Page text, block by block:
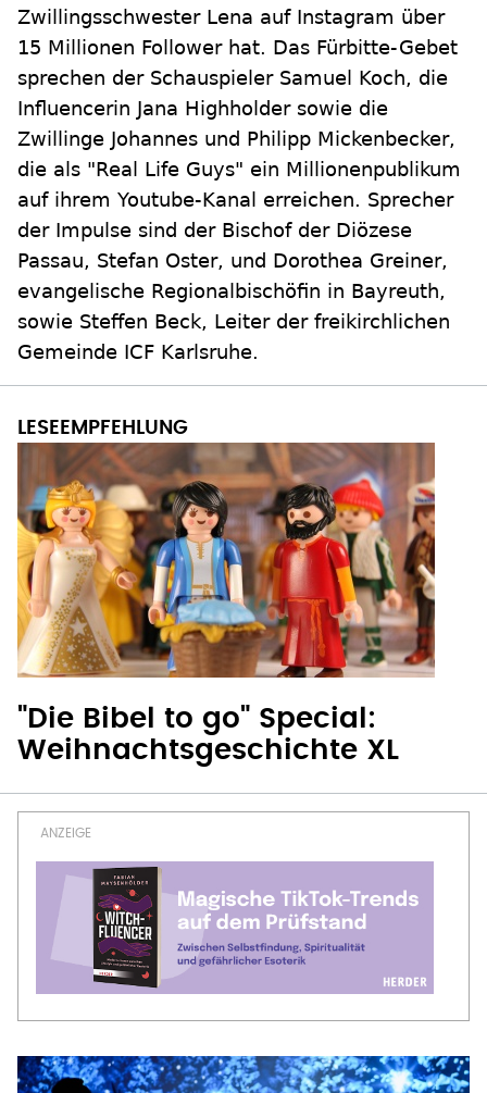
Zwillingsschwester Lena auf Instagram über
15 Millionen Follower hat. Das Fürbitte-Gebet
sprechen der Schauspieler Samuel Koch, die
Influencerin Jana Highholder sowie die
Zwillinge Johannes und Philipp Mickenbecker,
die als "Real Life Guys" ein Millionenpublikum
auf ihrem Youtube-Kanal erreichen. Sprecher
der Impulse sind der Bischof der Diözese
Passau, Stefan Oster, und Dorothea Greiner,
evangelische Regionalbischöfin in Bayreuth,
sowie Steffen Beck, Leiter der freikirchlichen
Gemeinde ICF Karlsruhe.
"Die Bibel to go" Special:
Weihnachtsgeschichte XL